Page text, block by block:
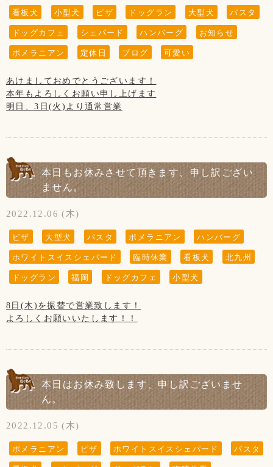
看板犬 小型犬 ピザ ドッグラン 大型犬 パスタ
ドッグカフェ シェパード ハンバーグ お知らせ
ポメラニアン 定休日 ブログ 可愛い
あけましておめでとうございます！
本年もよろしくお願い申し上げます
明日、3日(火)より通常営業
【1月の店休日】
1日、2日はお正月休み
12日、19日、26日の木曜日、
第3水曜日の18日です
で、暫く掲載させていただきます。)
※大変残念なお知らせですが、
当店の看板犬のsunちゃん(ポメラニアン)が
ホームページやFacebookなどを見てsunちゃんに
私共としては大切な家族で、
sunちゃんを消すという事は出来ません。
大変申し訳ございません。ご了承くださいませ※
『 当店は、看板犬と遊んだり、お散歩をするなどの"ふれあ
い"の営業は行っておりませんので予めご了承下さいませ』
本日もお休みさせて頂きます、申し訳ござい
ません。
2022.12.06 (木)
ピザ 大型犬 パスタ ポメラニアン ハンバーグ
ホワイトスイスシェパード 臨時休業 看板犬 北九州
ドッグラン 福岡 ドッグカフェ 小型犬
8日(木)を振替で営業致します！
よろしくお願いいたします！！
本日はお休み致します、申し訳ございませ
ん。
2022.12.05 (木)
ポメラニアン ピザ ホワイトスイスシェパード パスタ